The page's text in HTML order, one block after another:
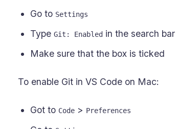
Go to Settings
Type Git: Enabled in the search bar
Make sure that the box is ticked
To enable Git in VS Code on Mac:
Got to Code > Preferences